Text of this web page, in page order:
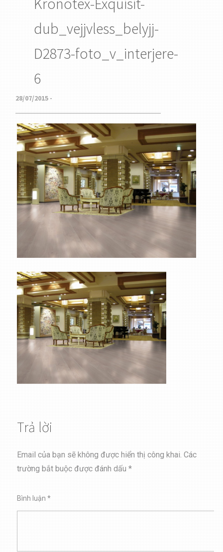
dub_vejjvless_belyjj-
D2873-foto_v_interjere-
6
28/07/2015 -
Trả lời
Email của bạn sẽ không được hiển thị công khai. Các
trường bắt buộc được đánh dấu*
Bình luận*